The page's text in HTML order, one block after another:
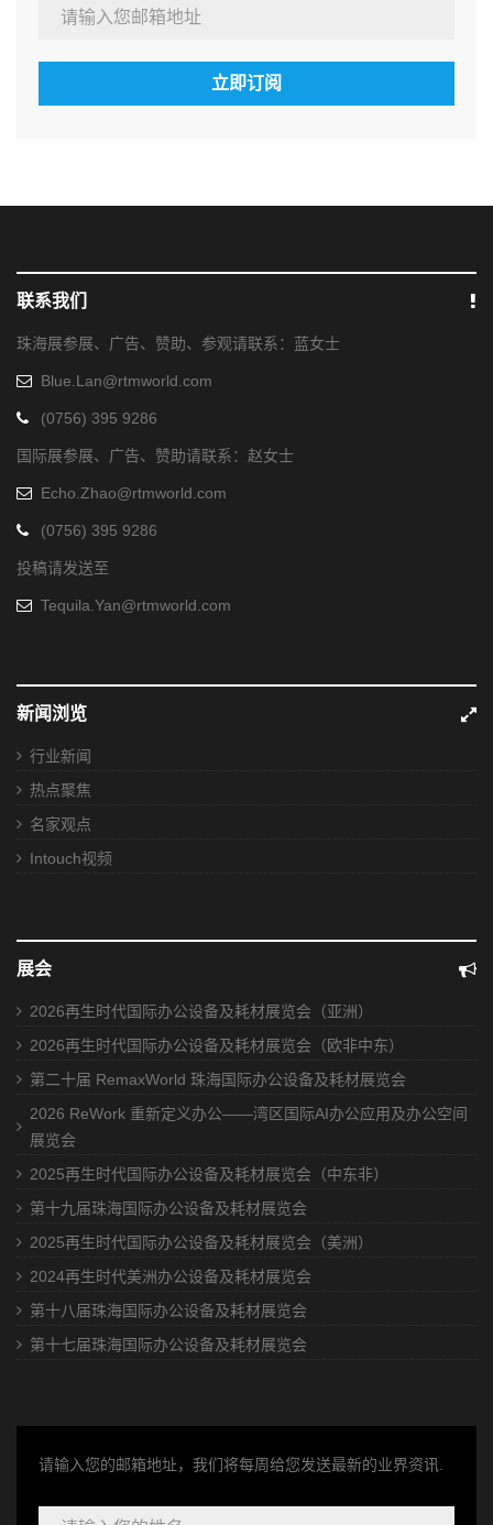
立即订阅
联系我们
珠海展参展、广告、赞助、参观请联系：蓝女士
Blue.Lan@rtmworld.com
(0756) 395 9286
国际展参展、广告、赞助请联系：赵女士
Echo.Zhao@rtmworld.com
(0756) 395 9286
投稿请发送至
Tequila.Yan@rtmworld.com
新闻浏览
行业新闻
热点聚焦
名家观点
Intouch视频
展会
2026再生时代国际办公设备及耗材展览会（亚洲）
2026再生时代国际办公设备及耗材展览会（欧非中东）
第二十届 RemaxWorld 珠海国际办公设备及耗材展览会
2026 ReWork 重新定义办公——湾区国际AI办公应用及办公空间
展览会
2025再生时代国际办公设备及耗材展览会（中东非）
第十九届珠海国际办公设备及耗材展览会
2025再生时代国际办公设备及耗材展览会（美洲）
2024再生时代美洲办公设备及耗材展览会
第十八届珠海国际办公设备及耗材展览会
第十七届珠海国际办公设备及耗材展览会
请输入您的邮箱地址，我们将每周给您发送最新的业界资讯.